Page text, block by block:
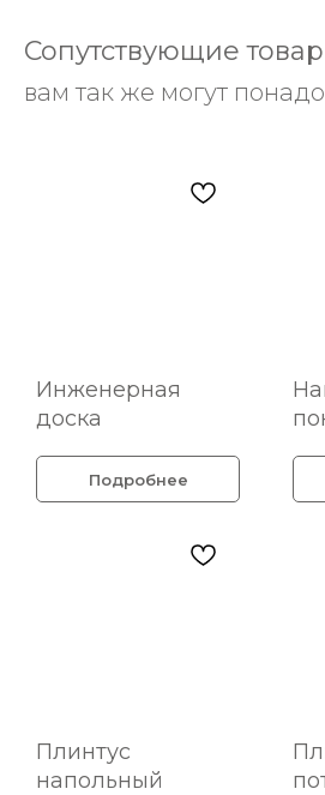
Сопутствующие
вам так же могут
Инженерная
доска
Подробнее
Плинтус
напольный